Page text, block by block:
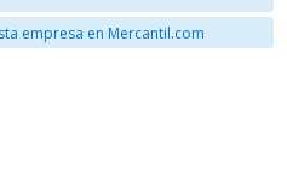
empresa en Mercantil.com